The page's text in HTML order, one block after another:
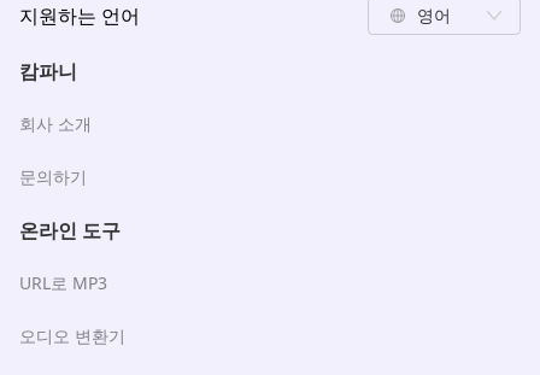
지원하는 언어 영어
캄파니
회사 소개
문의하기
온라인 도구
URL로 MP3
오디오 변환기